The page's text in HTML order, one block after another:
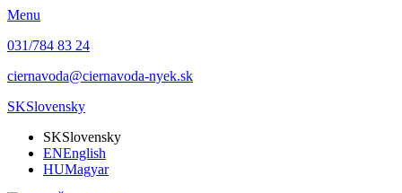
Menu
031/784 83 24
ciernavoda@ciernavoda-nyek.sk
SKSlovensky
SKSlovensky
ENEnglish
HUMagyar